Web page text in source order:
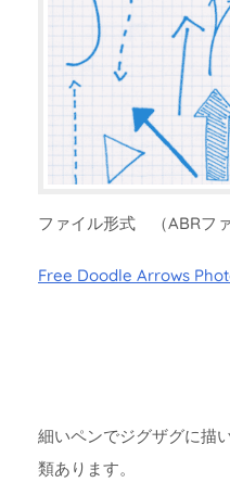
ファイル形式 （ABRファ
Free Doodle Arrows
細いペンでジグザグに描
類あります。